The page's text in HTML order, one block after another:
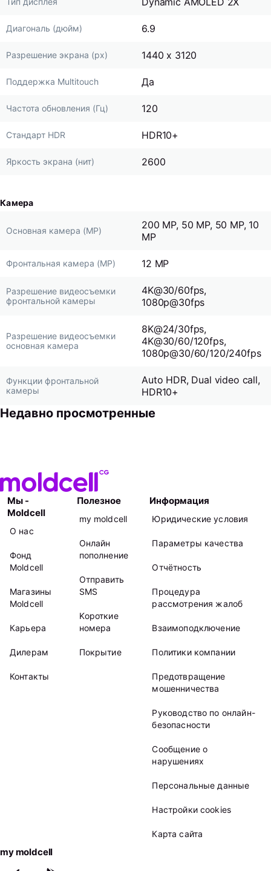
Диагональ (дюйм) 6.9
Разрешение экрана (px) 1440 x 3120
Поддержка Multitouch Да
Частота обновления (Гц) 120
Стандарт HDR HDR10+
Яркость экрана (нит) 2600
Камера
Основная камера (MP)
200 MP, 50 MP, 50 MP, 10
MP
Фронтальная камера (MP) 12 MP
Разрешение видеосъемки
фронтальной камеры
4K@30/60fps,
1080p@30fps
Разрешение видеосъемки
основная камера
8K@24/30fps,
4K@30/60/120fps,
1080p@30/60/120/240fps
Функции фронтальной
камеры
Auto HDR, Dual video call,
HDR10+
Недавно просмотренные
Мы -
Moldcell
О нас
Фонд
Moldcell
Магазины
Moldcell
Карьера
Дилерам
Контакты
Полезное
my moldcell
Онлайн
пополнение
Отправить
SMS
Kороткие
номера
Покрытие
Информация
Юридические условия
Параметры качества
Отчётность
Процедура
рассмотрения жалоб
Взаимоподключение
Политики компании
Предотвращение
мошенничества
Руководство по онлайн-
безопасности
Сообщение о
нарушениях
Персональные данные
Настройки cookies
Карта сайта
my moldcell